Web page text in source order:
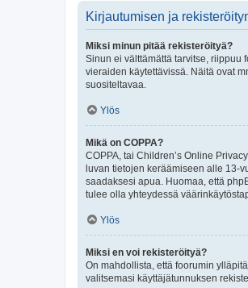
Kirjautumisen ja
Miksi minun pitää rekisteröityä?
Sinun ei välttämättä tarvitse, riippuu
vieraiden käytettävissä. Näitä ovat
suositeltavaa.
Ylös
Mikä on COPPA?
COPPA, tai Children’s Online
luvan tietojen keräämiseen alle 13-
saadaksesi apua. Huomaa, että
tulee olla yhteydessä
Ylös
Miksi en voi rekisteröityä?
On mahdollista, että foorumin
valitsemasi käyttäjätunnuksen